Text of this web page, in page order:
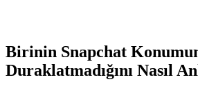
Birinin Snapchat
Duraklatmadığını Nasıl